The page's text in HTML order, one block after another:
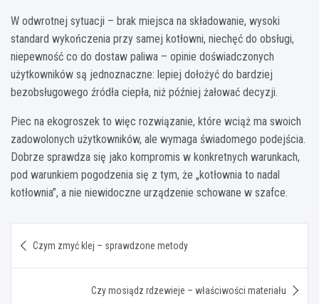
W odwrotnej sytuacji – brak miejsca na składowanie, wysoki
standard wykończenia przy samej kotłowni, niechęć do obsługi,
niepewność co do dostaw paliwa – opinie doświadczonych
użytkowników są jednoznaczne: lepiej dołożyć do bardziej
bezobsługowego źródła ciepła, niż później żałować decyzji.
Piec na ekogroszek to więc rozwiązanie, które wciąż ma swoich
zadowolonych użytkowników, ale wymaga świadomego podejścia.
Dobrze sprawdza się jako kompromis w konkretnych warunkach,
pod warunkiem pogodzenia się z tym, że „kotłownia to nadal
kotłownia”, a nie niewidoczne urządzenie schowane w szafce.
wpisu
Czym zmyć klej – sprawdzone metody
Czy mosiądz rdzewieje – właściwości materiału